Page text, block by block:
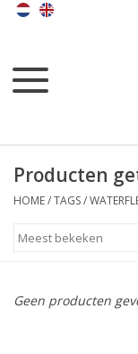
Producten
HOME/TAGS/
Geen producten